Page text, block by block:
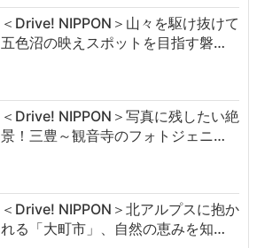
＜Drive! NIPPON＞山々を駆け抜けて
五色沼の映えスポットを目指す磐…
＜Drive! NIPPON＞写真に残したい絶
景！三豊～観音寺のフォトジェニ…
＜Drive! NIPPON＞北アルプスに抱か
れる「大町市」、自然の恵みを知…